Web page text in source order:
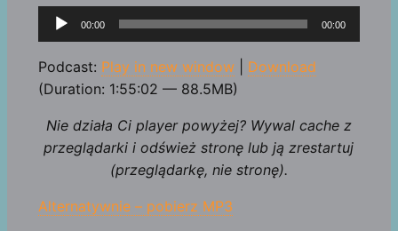
Odtwarzacz
plików
dźwiękowych
00:00 00:00
Podcast: Play in new window| Download
(Duration: 1:55:02 — 88.5MB)
Nie działa Ci player powyżej? Wywal cache z
przeglądarki i odśwież stronę lub ją zrestartuj
(przeglądarkę, nie stronę).
Alternatywnie – pobierz MP3